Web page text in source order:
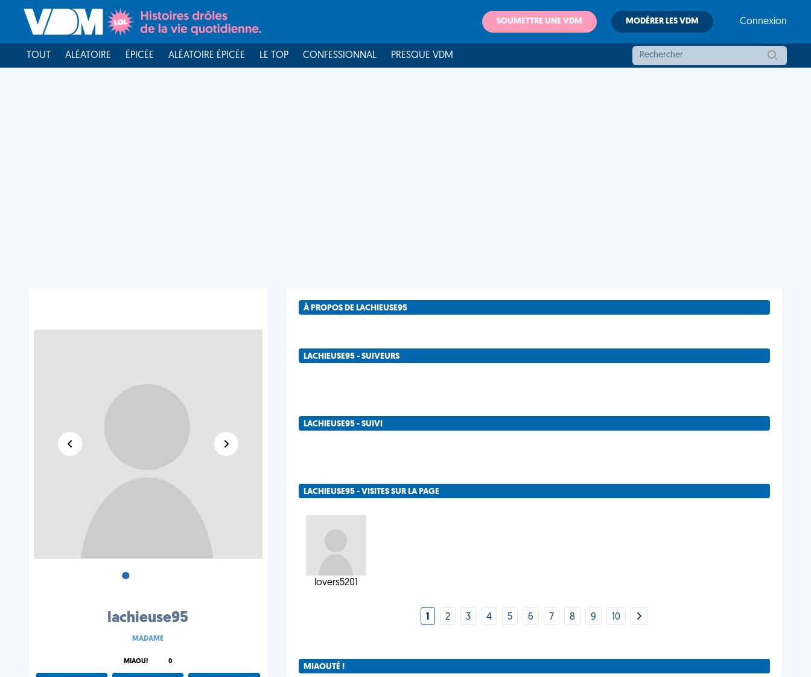
SOUMETTRE UNE VDM MODÉRER LES VDM Connexion
TOUT ALÉATOIRE ÉPICÉE ALÉATOIRE ÉPICÉE LE TOP CONFESSIONNAL PRESQUE VDM
•
lachieuse95
MADAME
MIAOU! 0
À PROPOS DE LACHIEUSE95
LACHIEUSE95 - SUIVEURS
LACHIEUSE95 - SUIVI
LACHIEUSE95 - VISITES SUR LA PAGE
lovers5201
1 2 3 4 5 6 7 8 9 10
MIAOUTÉ !